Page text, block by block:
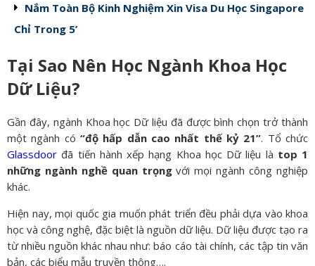
Nắm Toàn Bộ Kinh Nghiệm Xin Visa Du Học Singapore
Chỉ Trong 5’
Tại Sao Nên Học Ngành Khoa Học
Dữ Liệu?
Gần đây, ngành Khoa học Dữ liệu đã được bình chọn trở thành
một ngành có “độ hấp dẫn cao nhất thế kỷ 21”. Tổ chức
Glassdoor đã tiến hành xếp hạng Khoa học Dữ liệu là top 1
những ngành nghề quan trọngvới mọi ngành công nghiệp
khác.
Hiện nay, mọi quốc gia muốn phát triển đều phải dựa vào khoa
học và công nghệ, đặc biệt là nguồn dữ liệu. Dữ liệu được tạo ra
từ nhiều nguồn khác nhau như: báo cáo tài chính, các tập tin văn
bản, các biểu mẫu truyền thông….